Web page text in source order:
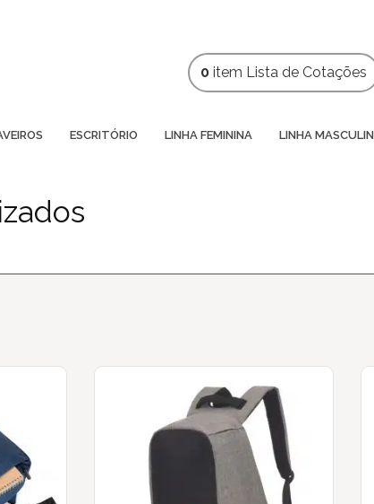
0 item Lista de Cotações
ESCRITÓRIO LINHA FEMININA LINHA